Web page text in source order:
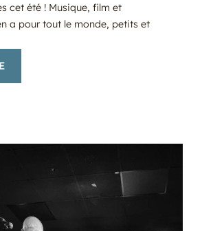
cet été ! Musique, film et
a pour tout le monde, petits et
:
LES